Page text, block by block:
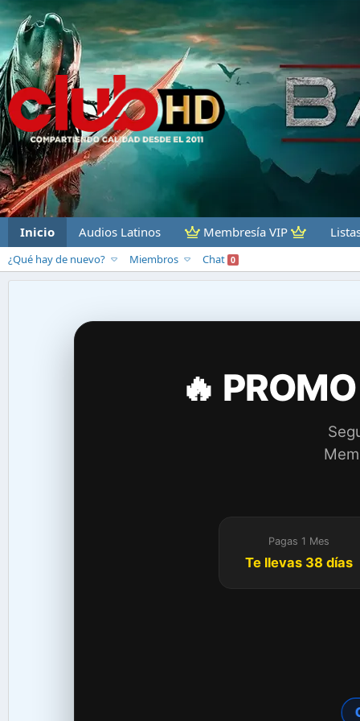
Inicio Audios Latinos Membresía VIP
¿Qué hay de nuevo? Miembros Chat 0
🔥
Pagas 1 Mes
Te llevas 38 días